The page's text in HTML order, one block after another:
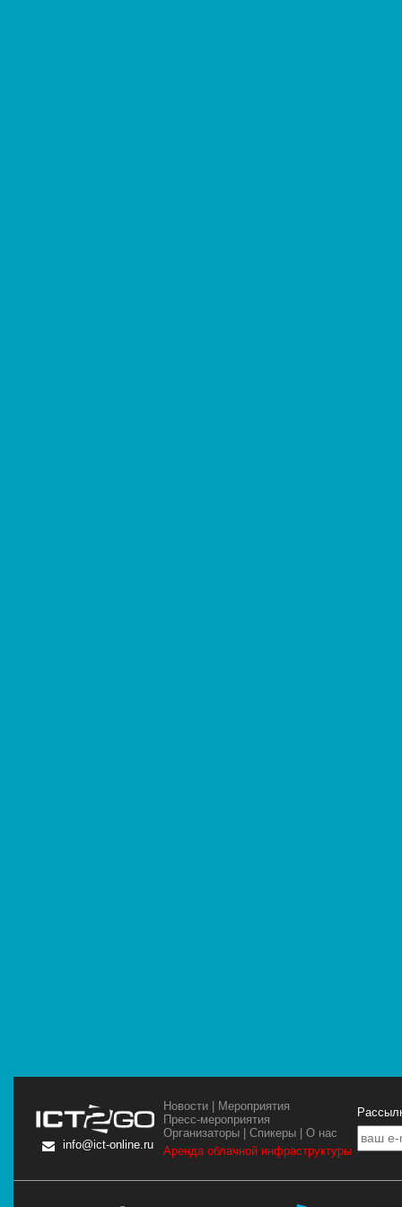
info@ict-online.ru
Новости | Мероприятия
Пресс-мероприятия
Организаторы |Спикеры |О нас
Аренда облачной инфраструктуры